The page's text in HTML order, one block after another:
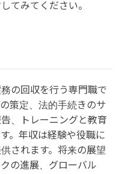
てみてください。
の回収を行う専門職で
策定、法的手続きのサ
、トレーニングと教育
。年収は経験や役職に
されます。将来の展望
の進展、グローバル